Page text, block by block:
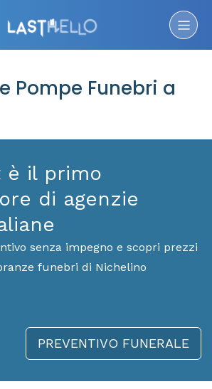
Pompe Funebri a
è il primo
di agenzie
senza impegno e scopri prezzi
funebri di Nichelino
PREVENTIVO FUNERALE